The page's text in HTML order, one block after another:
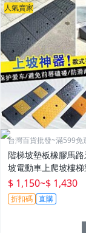
人氣賣家
台灣百貨批發~滿599免
階梯坡墊板橡膠馬
坡電動車上爬坡樓梯
衝墊~P0802
$ 1,150~$ 1,430
折扣碼 直購